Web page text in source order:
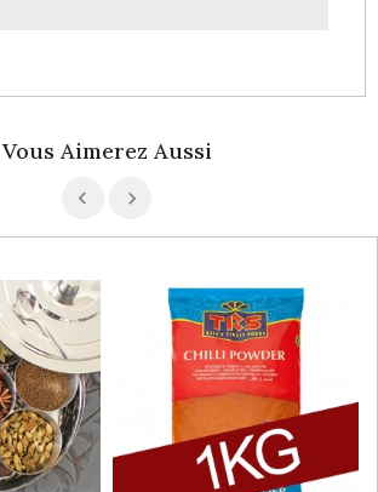
Vous Aimerez Aussi